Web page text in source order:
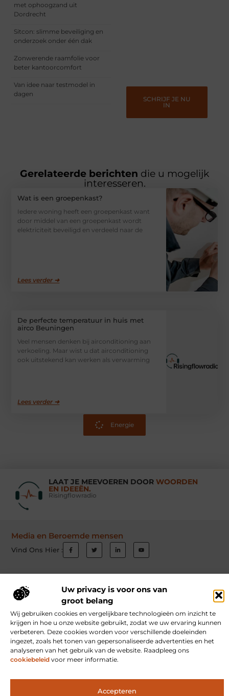
Uw privacy is voor ons van
groot belang
Wij gebruiken cookies en vergelijkbare technologieën om inzicht te
krijgen in hoe u onze website gebruikt, zodat we uw ervaring kunnen
verbeteren. Deze cookies worden voor verschillende doeleinden
ingezet, zoals het tonen van gepersonaliseerde advertenties en het
analyseren van het gebruik van de website. Raadpleeg ons
cookiebeleid voor meer informatie.
Accepteren
met ophoogzand uit
Dordrecht
Sitcon: slimme beveiliging en
onderzoek onder één dak
Zonwerende raamfolie voor
beter kantoorcomfort
Van idee naar testmodel in
dagen
SCHRIJF JE NU
IN
Gerelateerde berichten die u mogelijk
interesseren.
Wat is een groepenkast?
Iedere woning heeft een groepenkast want
door middel van een groepenkast wordt
elektriciteit beveiligd en verdeeld naar de
Lees verder ➜
De perfecte temperatuur in huis met
airco Beuningen
Veel mensen denken bij airconditioning aan
verkoeling. Maar wist u dat airconditioning
ook uitstekend kan werken als verwarming
Lees verder ➜
Energie
LAAT JE MEEVOEREN DOOR WOORDEN
EN IDEEËN.
Risingflowradio
Media en Beroemde mensen
Vind Ons Hier :
Beroemdheden Uit de Media Ons team
Contact Schrijf mee Website index Cookiebeleid (EU)
Goede Links Inkopen: Hoe Jij Jouw Website Autoriteit Geeft
Inkomsten Genereren met Jouw Website: Ontdek Hoe Jij Online Verdient